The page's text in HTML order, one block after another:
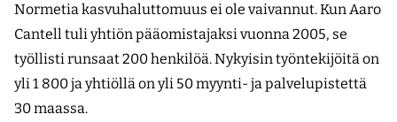
Normetia kasvuhaluttomuus ei ole vaivannut. Kun Aaro
Cantell tuli yhtiön pääomistajaksi vuonna 2005, se
työllisti runsaat 200 henkilöä. Nykyisin työntekijöitä on
yli 1 800 ja yhtiöllä on yli 50 myynti- ja palvelupistettä
30 maassa.